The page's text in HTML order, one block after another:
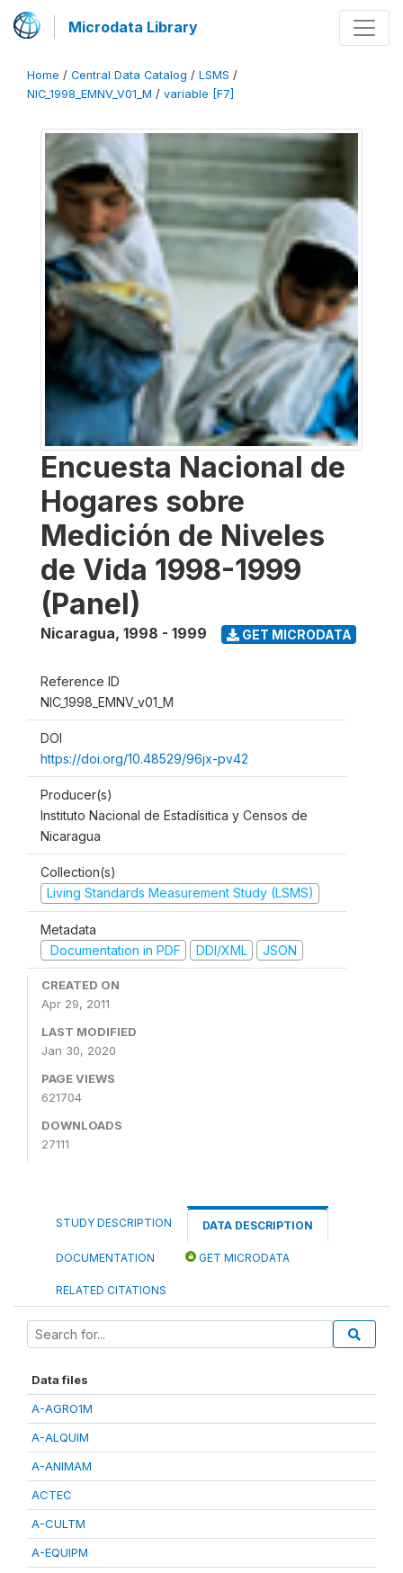
Microdata Library
Home / Central Data Catalog / LSMS /
NIC_1998_EMNV_V01_M / variable [F7]
Encuesta Nacional de
Hogares sobre
Medición de Niveles
de Vida 1998-1999
(Panel)
Nicaragua, 1998 - 1999 GET MICRODATA
Reference ID
NIC_1998_EMNV_v01_M
DOI
https://doi.org/10.48529/96jx-pv42
Producer(s)
Instituto Nacional de Estadísitica y Censos de
Nicaragua
Collection(s)
Living Standards Measurement Study (LSMS)
Metadata
Documentation in PDF
DDI/XML JSON
CREATED ON
Apr 29, 2011
LAST MODIFIED
Jan 30, 2020
PAGE VIEWS
621704
DOWNLOADS
27111
STUDY DESCRIPTION DATA DESCRIPTION
DOCUMENTATION GET MICRODATA
RELATED CITATIONS
Data files
A-AGRO1M
A-ALQUIM
A-ANIMAM
ACTEC
A-CULTM
A-EQUIPM